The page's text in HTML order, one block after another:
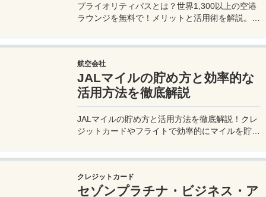
プライオリティパスとは？世界1,300以上の空港
ラウンジを無料で！メリットと活用術を解説。セ
航空会社
JALマイルの貯め方と効率的な
活用方法を徹底解説
JALマイルの貯め方と活用方法を徹底解説！クレ
ジットカードやフライトで効率的にマイルを貯
クレジットカード
セゾンプラチナ・ビジネス・ア